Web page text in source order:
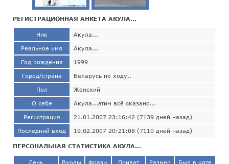
РЕГИСТРАЦИОННАЯ АНКЕТА АКУЛА...
Ник Акула...
Реальное имя Акула...
Год рождения 1999
Город/страна Беларусь по ходу..
Пол Женский
О себе Акула...этим всё сказано...
Регистрация 21.01.2007 23:16:42 (7139 дней назад)
Последний вход 19.02.2007 20:21:08 (7110 дней назад)
ПЕРСОНАЛЬНАЯ СТАТИСТИКА АКУЛА...
День Входы Фразы Приват Размер Был в чате